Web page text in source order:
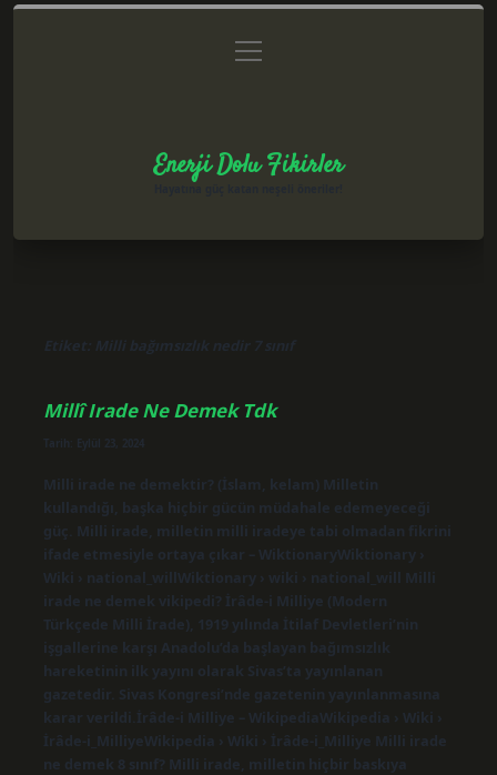
Gizlilik Politikası
menüyü
aç
Enerji Dolu Fikirler
Etiket: Milli bağımsızlık nedir 7 sınıf
Millî Irade Ne Demek Tdk
Tarih: Eylül 23, 2024
Milli irade ne demektir? (İslam, kelam) Milletin
kullandığı, başka hiçbir gücün müdahale edemeyeceği
güç. Milli irade, milletin milli iradeye tabi olmadan fikrini
ifade etmesiyle ortaya çıkar – WiktionaryWiktionary ›
Wiki › national_willWiktionary › wiki › national_will Milli
irade ne demek vikipedi? İrâde-i Milliye (Modern
Türkçede Milli İrade), 1919 yılında İtilaf Devletleri’nin
işgallerine karşı Anadolu’da başlayan bağımsızlık
hareketinin ilk yayını olarak Sivas’ta yayınlanan
gazetedir. Sivas Kongresi’nde gazetenin yayınlanmasına
karar verildi.İrâde-i Milliye – WikipediaWikipedia › Wiki ›
İrâde-i_MilliyeWikipedia › Wiki › İrâde-i_Milliye Milli irade
ne demek 8 sınıf? Milli irade, milletin hiçbir baskıya